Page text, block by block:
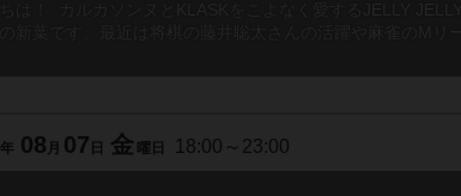
年 08 月 07 金 曜日 18:00～23:00